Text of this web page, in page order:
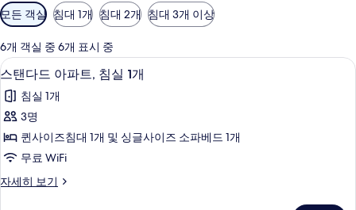
객
실
에
사
용
가
능
한
터
모든 객실 침대 1개 침대 2개 침대 3개 이상
6개 객실 중 6개 표시 중
스
탠
다
드
아
트,
디지털 채널 시청이 가능한 40인치 평
7
스탠다드 아파트, 침실 1개
침실 1개
3명
퀸사이즈침대 1개 및 싱글사이즈 소파베드 1개
무료 WiFi
자세히 보기
스